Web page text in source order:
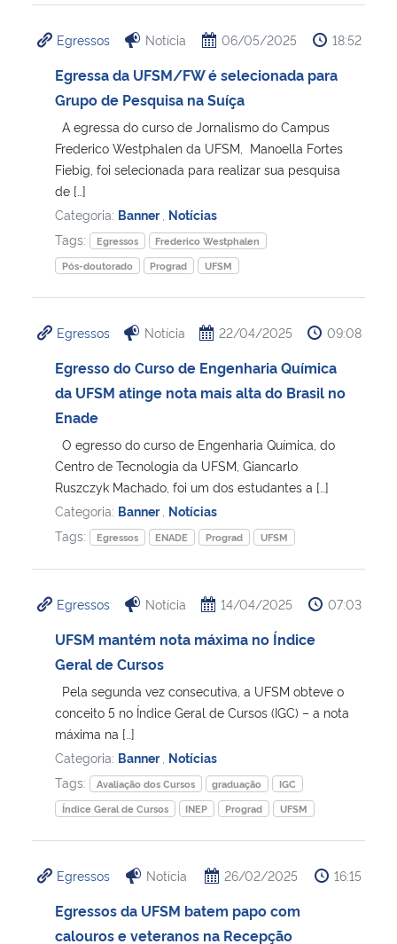
Egressos Notícia 06/05/2025 18:52
Egressa da UFSM/FW é selecionada para
Grupo de Pesquisa na Suíça
A egressa do curso de Jornalismo do Campus
Frederico Westphalen da UFSM, Manoella Fortes
Fiebig, foi selecionada para realizar sua pesquisa
de […]
Categoria: Banner Notícias
Tags:
Egressos
Frederico Westphalen
Pós-doutorado
Prograd UFSM
Egressos Notícia 22/04/2025 09:08
Egresso do Curso de Engenharia Química
da UFSM atinge nota mais alta do Brasil no
Enade
O egresso do curso de Engenharia Química, do
Centro de Tecnologia da UFSM, Giancarlo
Ruszczyk Machado, foi um dos estudantes a […]
Categoria: Banner Notícias
Tags:
Egressos ENADE Prograd UFSM
Egressos Notícia 14/04/2025 07:03
UFSM mantém nota máxima no Índice
Geral de Cursos
Pela segunda vez consecutiva, a UFSM obteve o
conceito 5 no Índice Geral de Cursos (IGC) – a nota
máxima na […]
Categoria: Banner Notícias
Tags:
Avaliação dos Cursos graduação
IGC
Índice Geral de Cursos
INEP Prograd UFSM
Egressos Notícia 26/02/2025 16:15
Egressos da UFSM batem papo com
calouros e veteranos na Recepção